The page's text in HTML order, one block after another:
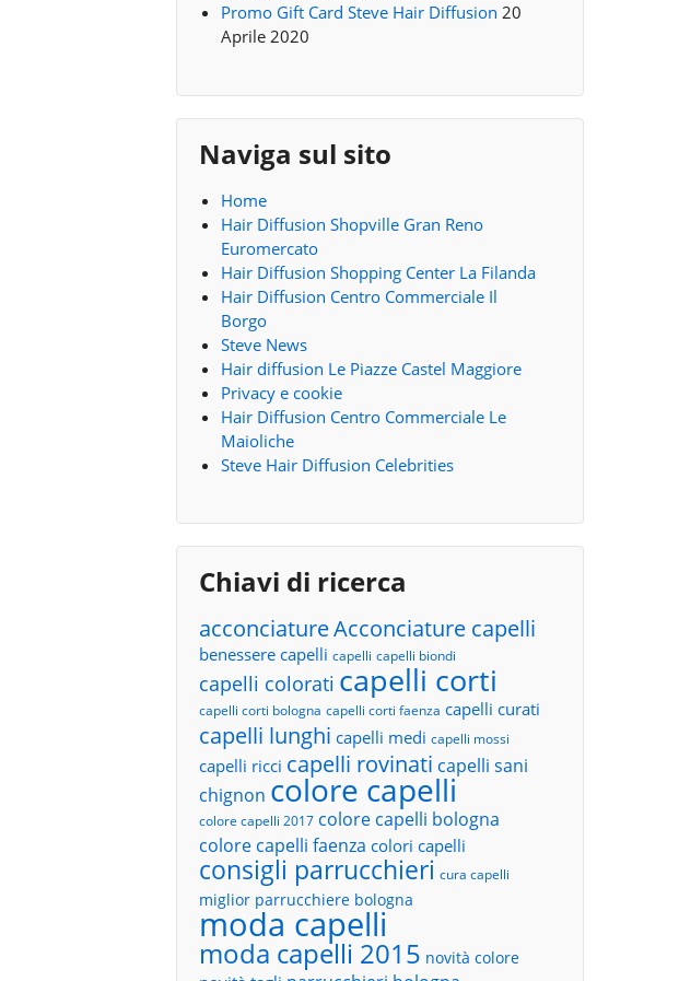
Promo Gift Card Steve Hair Diffusion 20
Aprile 2020
Naviga sul sito
Home
Hair Diffusion Shopville Gran Reno
Euromercato
Hair Diffusion Shopping Center La Filanda
Hair Diffusion Centro Commerciale Il
Borgo
Steve News
Hair diffusion Le Piazze Castel Maggiore
Privacy e cookie
Hair Diffusion Centro Commerciale Le
Maioliche
Steve Hair Diffusion Celebrities
Chiavi di ricerca
acconciatureAcconciature capelli
benessere capelli capelli capelli biondi
capelli colorati capelli corti
capelli corti bologna capelli corti faenza capelli curati
capelli lunghi capelli medi capelli mossi
capelli ricci capelli rovinati capelli sani
chignon colore capelli
colore capelli 2017 colore capelli bologna
colore capelli faenza colori capelli
consigli parrucchieri cura capelli
miglior parrucchiere bologna
moda capelli
moda capelli 2015 novità colore